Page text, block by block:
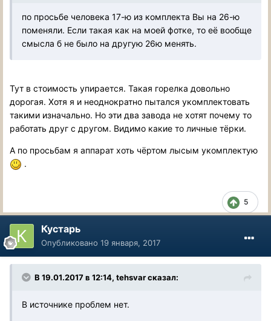
по просьбе человека 17-ю из комплекта Вы на 26-ю
поменяли. Если такая как на моей фотке, то её вообще
смысла б не было на другую 26ю менять.
Тут в стоимость упирается. Такая горелка довольно
дорогая. Хотя я и неоднократно пытался укомплектовать
такими изначально. Но эти два завода не хотят почему то
работать друг с другом. Видимо какие то личные тёрки.
А по просьбам я аппарат хоть чёртом лысым укомплектую
.
5
Кустарь
Опубликовано 19 января, 2017
В 19.01.2017 в 12:14, tehsvar сказал:
В источнике проблем нет.